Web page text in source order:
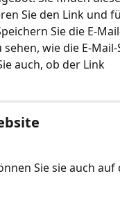
Sie den Link und
Sie die E-
sehen, wie die E-
auch, ob der Link
Sie sie auch auf